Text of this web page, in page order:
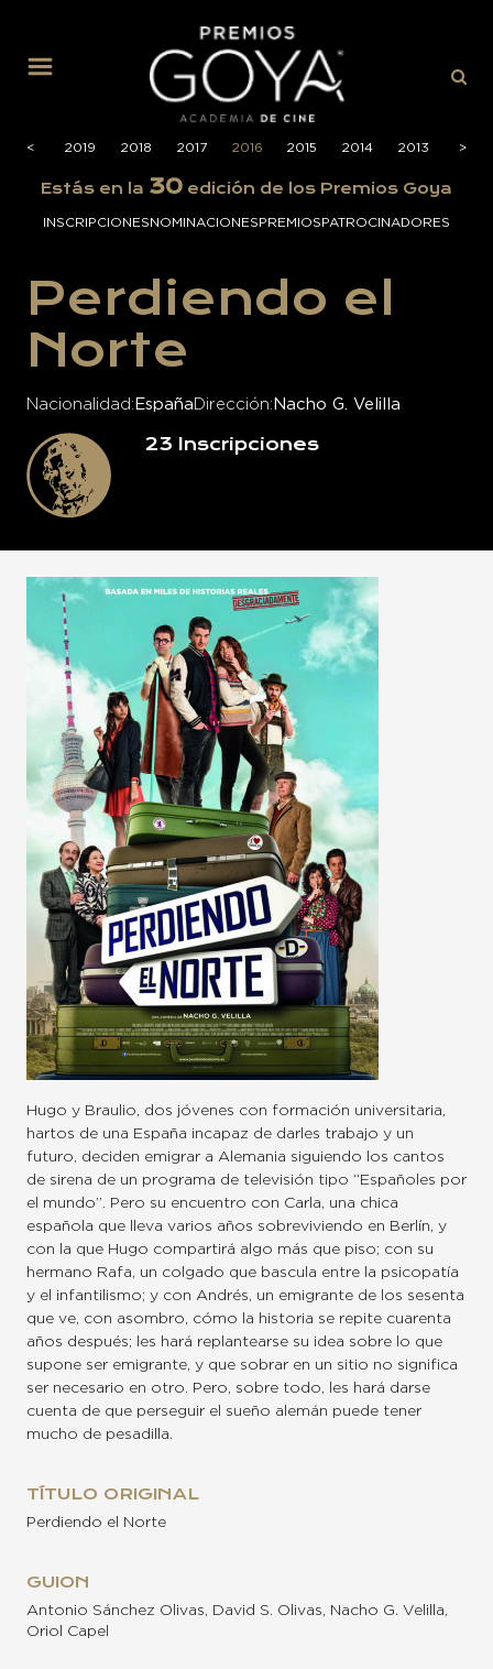
<
<
2020 2019 2018 2017 2016 2015 2014 2013 2012
>
>
Estás en la 30 edición de los Premios Goya
INSCRIPCIONESNOMINACIONESPREMIOSPATROCINADORES
Perdiendo el
Norte
Nacionalidad España Dirección Nacho G. Velilla
23 Inscripciones
Hugo y Braulio, dos jóvenes con formación universitaria,
hartos de una España incapaz de darles trabajo y un
futuro, deciden emigrar a Alemania siguiendo los cantos
de sirena de un programa de televisión tipo “Españoles por
el mundo”. Pero su encuentro con Carla, una chica
española que lleva varios años sobreviviendo en Berlín, y
con la que Hugo compartirá algo más que piso; con su
hermano Rafa, un colgado que bascula entre la psicopatía
y el infantilismo; y con Andrés, un emigrante de los sesenta
que ve, con asombro, cómo la historia se repite cuarenta
años después; les hará replantearse su idea sobre lo que
supone ser emigrante, y que sobrar en un sitio no significa
ser necesario en otro. Pero, sobre todo, les hará darse
cuenta de que perseguir el sueño alemán puede tener
mucho de pesadilla.
TÍTULO ORIGINAL
Perdiendo el Norte
GUION
Antonio Sánchez Olivas, David S. Olivas, Nacho G. Velilla,
Oriol Capel